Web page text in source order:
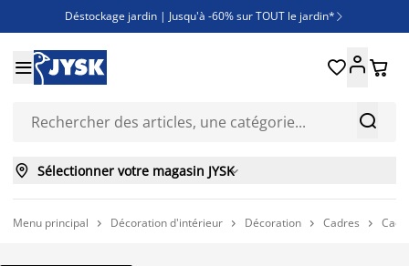
Déstockage jardin | Jusqu'à -60% sur TOUT le jardin* 
Jusqu'à -50% sur une sélection literie
Découvrez les nouveautés de la collection


 
 Sélectionner votre magasin JYSK
Menu principal  Décoration d'intérieur  Décoration  Cadres 